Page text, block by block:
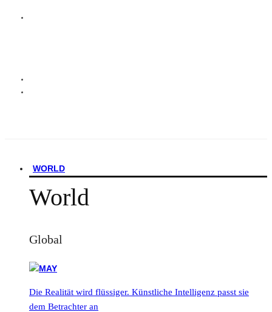
WORLD
World
Global
Die Realität wird flüssiger. Künstliche Intelligenz passt sie
dem Betrachter an